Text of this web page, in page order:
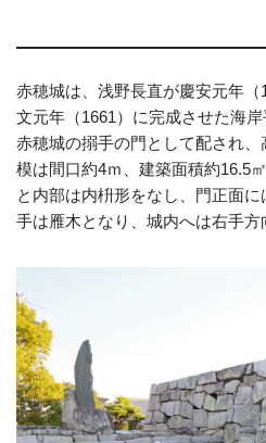
赤穂城は、浅野長直が慶安元年
文元年（1661）に完成させた海
赤穂城の搦手の門として配され
模は間口約4ｍ、建築面積約16.5
と内部は内枡形をなし、門正面
手は雁木となり、城内へは右手方